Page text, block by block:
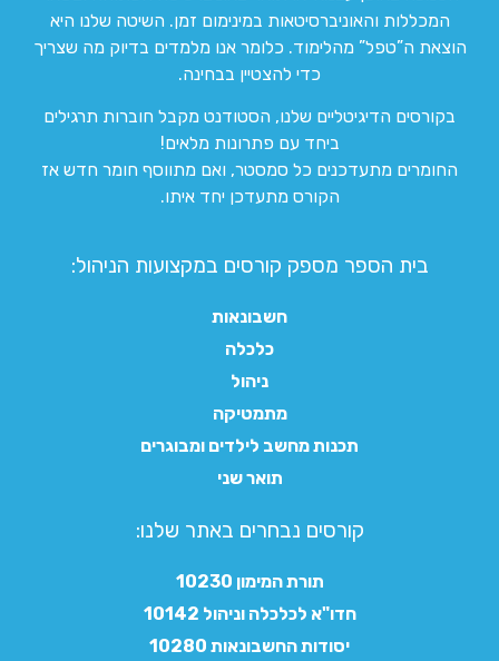
המכללות והאוניברסיטאות במינימום זמן. השיטה שלנו היא
הוצאת ה”טפל” מהלימוד. כלומר אנו מלמדים בדיוק מה שצריך
כדי להצטיין בבחינה.
בקורסים הדיגיטליים שלנו, הסטודנט מקבל חוברות תרגילים
ביחד עם פתרונות מלאים!
החומרים מתעדכנים כל סמסטר, ואם מתווסף חומר חדש אז
הקורס מתעדכן יחד איתו.
בית הספר מספק קורסים במקצועות הניהול:
חשבונאות
כלכלה
ניהול
מתמטיקה
תכנות מחשב לילדים ומבוגרים
תואר שני
קורסים נבחרים באתר שלנו:​
תורת המימון 10230
חדו"א לכלכלה וניהול 10142
יסודות החשבונאות 10280